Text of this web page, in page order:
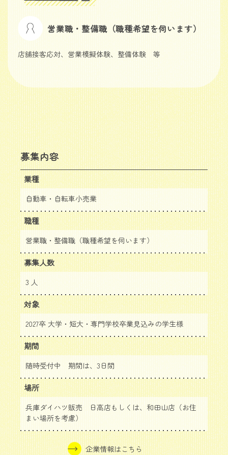
営業職・整備職（職種希望を伺います）
店舗接客応対、営業模擬体験、整備体験 等
募集内容
業種
自動車・自転車小売業
職種
営業職・整備職（職種希望を伺います）
募集人数
3 人
対象
2027卒 大学・短大・専門学校卒業見込みの学生様
期間
随時受付中 期間は、3日間
場所
兵庫ダイハツ販売 日高店もしくは、和田山店（お住
まい場所を考慮）
企業情報はこちら